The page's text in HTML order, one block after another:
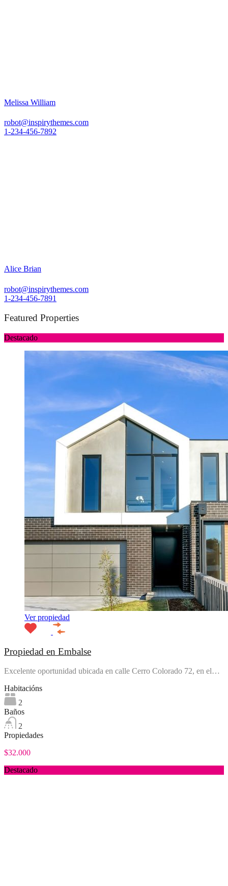
Melissa William
robot@inspirythemes.com
1-234-456-7892
Alice Brian
robot@inspirythemes.com
1-234-456-7891
Featured Properties
Destacado
Ver propiedad
Propiedad en Embalse
Excelente oportunidad ubicada en calle Cerro Colorado 72, en el…
Habitacións
2
Baños
2
Propiedades
$32.000
Destacado